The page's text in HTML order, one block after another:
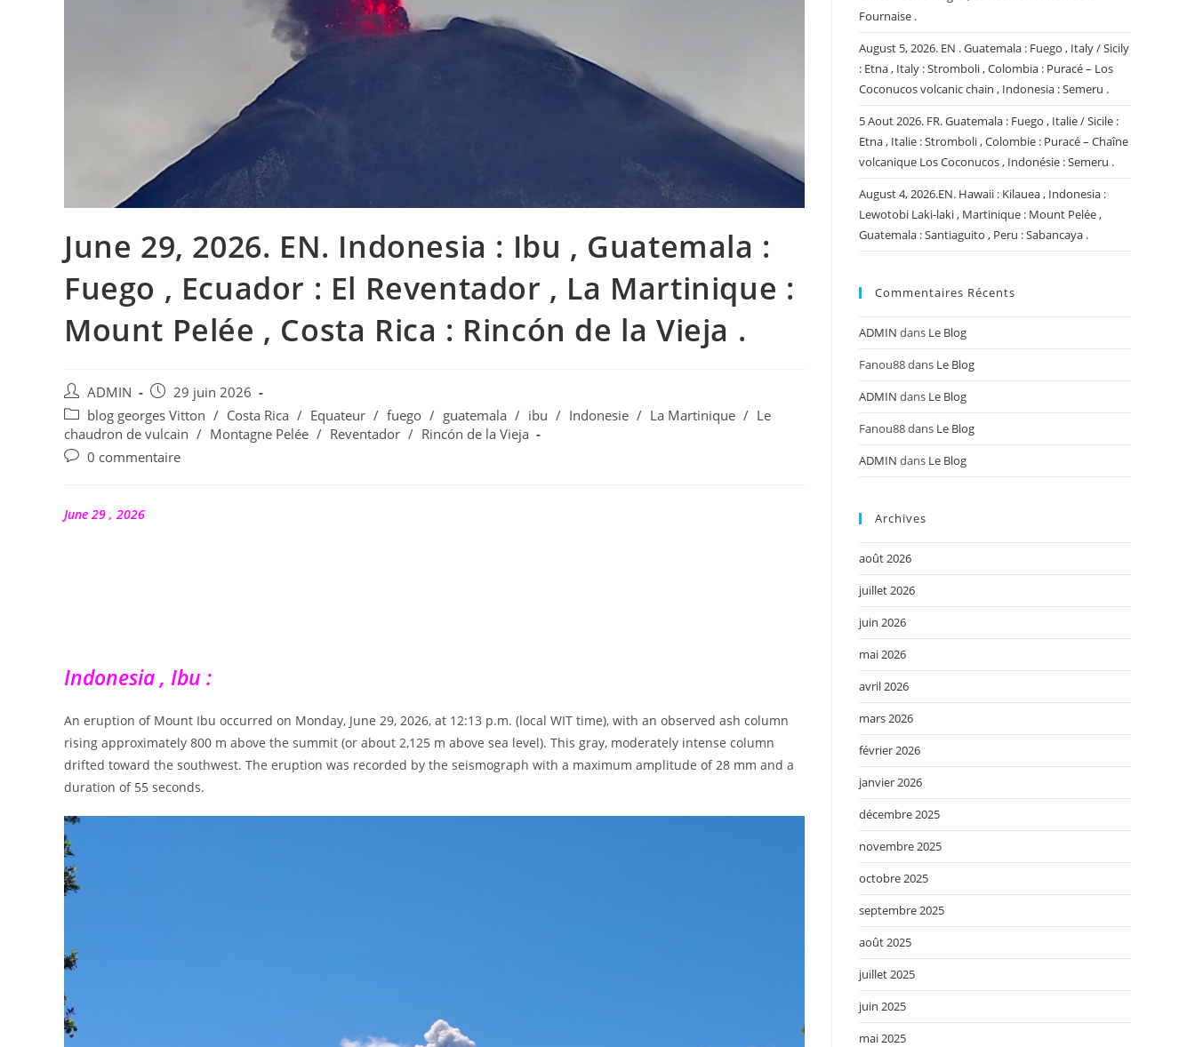
June 29, 2026. EN. Indonesia : Ibu , Guatemala :
Fuego , Ecuador : El Reventador , La Martinique :
Mount Pelée , Costa Rica : Rincón de la Vieja .
Auteur/autrice
de
la
publication :
ADMIN
Publication
publiée :
29 juin 2026
Post
category:
blog georges Vitton / Costa Rica / Equateur / fuego / guatemala / ibu / Indonesie / La Martinique / Le
chaudron de vulcain / Montagne Pelée / Reventador / Rincón de la Vieja
Commentaires
publication :
0 commentaire
June 29 , 2026
Indonesia , Ibu :
An eruption of Mount Ibu occurred on Monday, June 29, 2026, at 12:13 p.m. (local WIT time), with an observed ash column
rising approximately 800 m above the summit (or about 2,125 m above sea level). This gray, moderately intense column
drifted toward the southwest. The eruption was recorded by the seismograph with a maximum amplitude of 28 mm and a
duration of 55 seconds.
Fournaise .
August 5, 2026. EN . Guatemala : Fuego , Italy / Sicily
: Etna , Italy : Stromboli , Colombia : Puracé – Los
Coconucos volcanic chain , Indonesia : Semeru .
5 Aout 2026. FR. Guatemala : Fuego , Italie / Sicile :
Etna , Italie : Stromboli , Colombie : Puracé – Chaîne
volcanique Los Coconucos , Indonésie : Semeru .
August 4, 2026.EN. Hawaii : Kilauea , Indonesia :
Lewotobi Laki-laki , Martinique : Mount Pelée ,
Guatemala : Santiaguito , Peru : Sabancaya .
Commentaires Récents
ADMIN dans Le Blog
Fanou88dans Le Blog
ADMIN dans Le Blog
Fanou88dans Le Blog
ADMIN dans Le Blog
Archives
août 2026
juillet 2026
juin 2026
mai 2026
avril 2026
mars 2026
février 2026
janvier 2026
décembre 2025
novembre 2025
octobre 2025
septembre 2025
août 2025
juillet 2025
juin 2025
mai 2025